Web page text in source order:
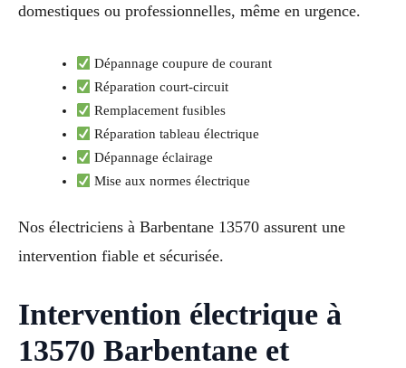
domestiques ou professionnelles, même en urgence.
Dépannage coupure de courant
Réparation court-circuit
Remplacement fusibles
Réparation tableau électrique
Dépannage éclairage
Mise aux normes électrique
Nos électriciens à Barbentane 13570 assurent une
intervention fiable et sécurisée.
Intervention électrique à
13570 Barbentane et